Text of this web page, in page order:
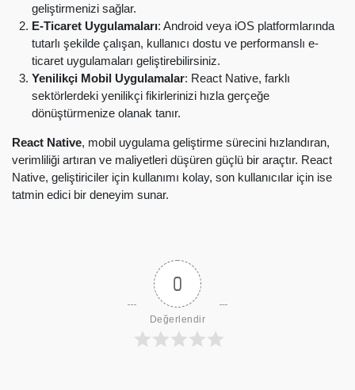
geliştirmenizi sağlar.
E-Ticaret Uygulamaları: Android veya iOS platformlarında
tutarlı şekilde çalışan, kullanıcı dostu ve performanslı e-
ticaret uygulamaları geliştirebilirsiniz.
Yenilikçi Mobil Uygulamalar: React Native, farklı
sektörlerdeki yenilikçi fikirlerinizi hızla gerçeğe
dönüştürmenize olanak tanır.
React Native, mobil uygulama geliştirme sürecini hızlandıran,
verimliliği artıran ve maliyetleri düşüren güçlü bir araçtır. React
Native, geliştiriciler için kullanımı kolay, son kullanıcılar için ise
tatmin edici bir deneyim sunar.
0
Değerlendir